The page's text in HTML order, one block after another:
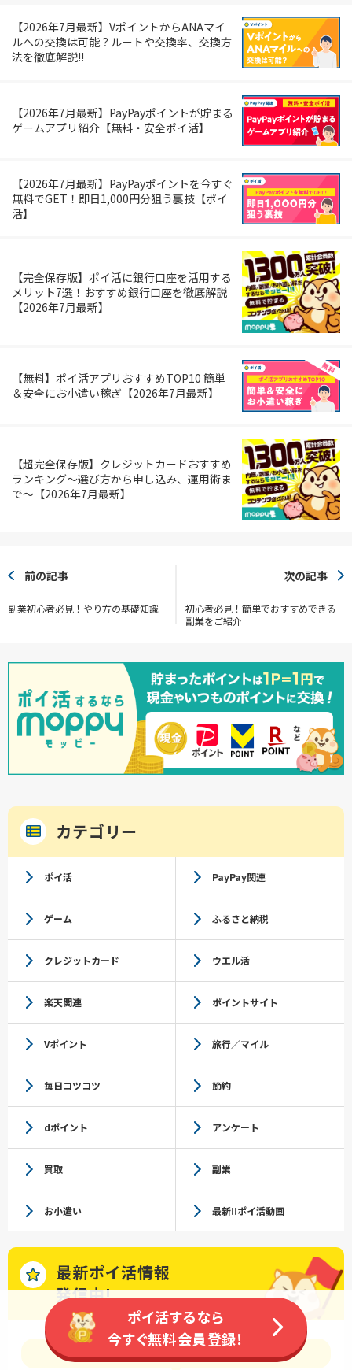
【2026年7月最新】VポイントからANAマイ
ルへの交換は可能？ルートや交換率、交換方
法を徹底解説!!
【2026年7月最新】PayPayポイントが貯まる
ゲームアプリ紹介【無料・安全ポイ活】
【2026年7月最新】PayPayポイントを今すぐ
無料でGET！即日1,000円分狙う裏技【ポイ
活】
【完全保存版】ポイ活に銀行口座を活用する
メリット7選！おすすめ銀行口座を徹底解説
【2026年7月最新】
【無料】ポイ活アプリおすすめTOP10 簡単
＆安全にお小遣い稼ぎ【2026年7月最新】
【超完全保存版】クレジットカードおすすめ
ランキング～選び方から申し込み、運用術ま
で～【2026年7月最新】
前の記事
副業初心者必見！やり方の基礎知識
次の記事
初心者必見！簡単でおすすめできる
副業をご紹介
カテゴリー
ポイ活 PayPay関連
ゲーム ふるさと納税
クレジットカード ウエル活
楽天関連 ポイントサイト
Vポイント 旅行／マイル
毎日コツコツ 節約
dポイント アンケート
買取 副業
お小遣い 最新!!ポイ活動画
最新ポイ活情報
発信中!
今すぐSNSをチェック!
ポイ活するなら
今すぐ無料会員登録！